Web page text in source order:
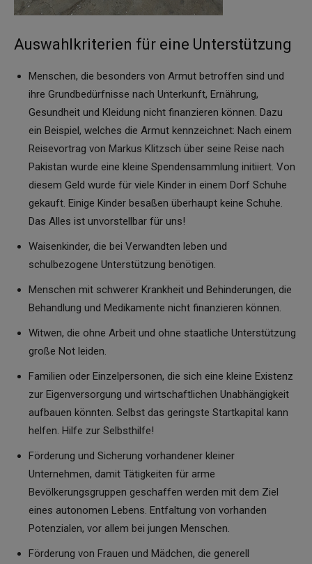
Auswahlkriterien für eine Unterstützung
Menschen, die besonders von Armut betroffen sind und
ihre Grundbedürfnisse nach Unterkunft, Ernährung,
Gesundheit und Kleidung nicht finanzieren können. Dazu
ein Beispiel, welches die Armut kennzeichnet: Nach einem
Reisevortrag von Markus Klitzsch über seine Reise nach
Pakistan wurde eine kleine Spendensammlung initiiert. Von
diesem Geld wurde für viele Kinder in einem Dorf Schuhe
gekauft. Einige Kinder besaßen überhaupt keine Schuhe.
Das Alles ist unvorstellbar für uns!
Waisenkinder, die bei Verwandten leben und
schulbezogene Unterstützung benötigen.
Menschen mit schwerer Krankheit und Behinderungen, die
Behandlung und Medikamente nicht finanzieren können.
Witwen, die ohne Arbeit und ohne staatliche Unterstützung
große Not leiden.
Familien oder Einzelpersonen, die sich eine kleine Existenz
zur Eigenversorgung und wirtschaftlichen Unabhängigkeit
aufbauen könnten. Selbst das geringste Startkapital kann
helfen. Hilfe zur Selbsthilfe!
Förderung und Sicherung vorhandener kleiner
Unternehmen, damit Tätigkeiten für arme
Bevölkerungsgruppen geschaffen werden mit dem Ziel
eines autonomen Lebens. Entfaltung von vorhanden
Potenzialen, vor allem bei jungen Menschen.
Förderung von Frauen und Mädchen, die generell